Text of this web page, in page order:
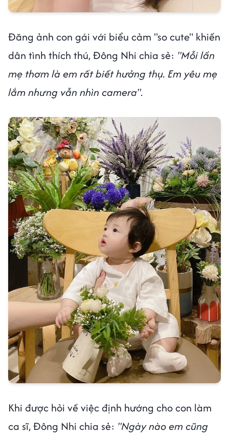
Đăng ảnh con gái với biểu cảm "so cute" khiến
dân tình thích thú, Đông Nhi chia sẻ: "Mỗi lần
mẹ thơm là em rất biết hưởng thụ. Em yêu mẹ
lắm nhưng vẫn nhìn camera".
Khi được hỏi về việc định hướng cho con làm
ca sĩ, Đông Nhi chia sẻ: "Ngày nào em cũng